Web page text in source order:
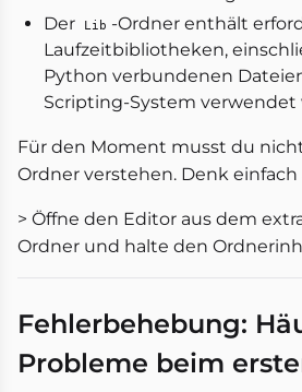
Der
Lib -Ordner enthält
Laufzeitbibliotheken,
Python verbundenen
Scripting-System verwendet
Für den Moment musst du
Ordner verstehen. Denk einfach
> Öffne den Editor aus dem
Ordner und halte den
Fehlerbehebung:
Probleme beim